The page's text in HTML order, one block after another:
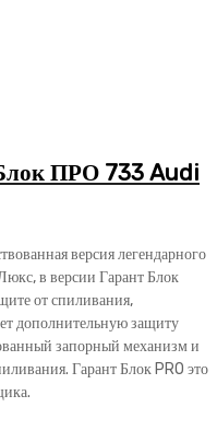
ПРО 733 Audi
версия легендарного
в версии Гарант Блок
от спиливания,
дополнительную защиту
запорный механизм и
Гарант Блок PRO это